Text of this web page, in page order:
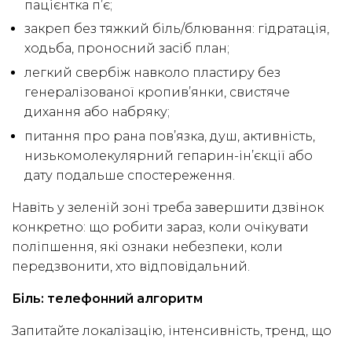
пацієнтка п’є;
закреп без тяжкий біль/блювання: гідратація,
ходьба, проносний засіб план;
легкий свербіж навколо пластиру без
генералізованої кропив’янки, свистяче
дихання або набряку;
питання про рана пов’язка, душ, активність,
низькомолекулярний гепарин-ін’єкції або
дату подальше спостереження.
Навіть у зеленій зоні треба завершити дзвінок
конкретно: що робити зараз, коли очікувати
поліпшення, які ознаки небезпеки, коли
передзвонити, хто відповідальний.
Біль: телефонний алгоритм
Запитайте локалізацію, інтенсивність, тренд, що